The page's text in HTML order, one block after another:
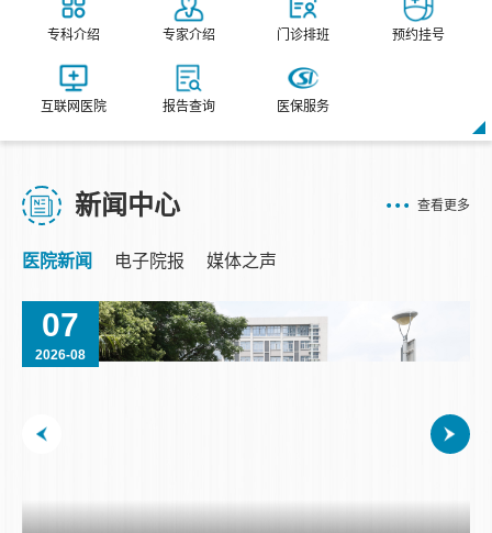
专科介绍 专家介绍 门诊排班 预约挂号
互联网医院 报告查询 医保服务
新闻中心
医院新闻
查看更多
电子院报 媒体之声
30